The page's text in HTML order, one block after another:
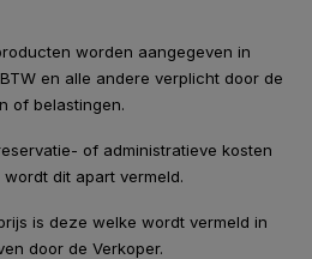
worden aangegeven in
en alle andere verplicht door de
of belastingen.
of administratieve kosten
dit apart vermeld.
is deze welke wordt vermeld in
door de Verkoper.